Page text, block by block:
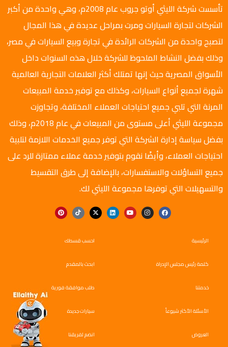
تأسست شركة الليثي أوتو جروب عام 2008م، وهي واحدة من أكبر
الشركات لتجارة السيارات ومرت بمراحل عديدة في هذا المجال
لتصبح واحدة من الشركات الرائدة في تجارة وبيع السيارات في مصر،
وذلك بفضل النشاط الملحوظ للشركة خلال هذه السنوات داخل
الأسواق المصرية حيث إنها تمتلك أكثر العلامات التجارية العالمية
شهرة لجميع أنواع السيارات، وكذلك مع توفير خدمة المبيعات
المرنة التي تلبي جميع احتياجات العملاء المختلفة، وتجاوزت
مجموعة الليثي أعلى مستوى من المبيعات في عام 2018م، وذلك
بفضل سياسة إدارة الشركة التي توفر جميع الخدمات اللازمة لتلبية
احتياجات العملاء، وأيضًا نقوم بتوفير خدمة عملاء ممتازة للرد على
جميع التساؤلات والاستفسارات، بالإضافة إلى طرق التقسيط
والتسهيلات التي توفرها مجموعة الليثي لك.
الرئيسية
كلمة رئيس مجلس الإدراة
خدمتنا
الأسئلة الأكثر شيوعاً
العروض
احسب قسطك
ابحث بالمقدم
طلب موافقة فورية
سيارات جديدة
انضم لفريقنا